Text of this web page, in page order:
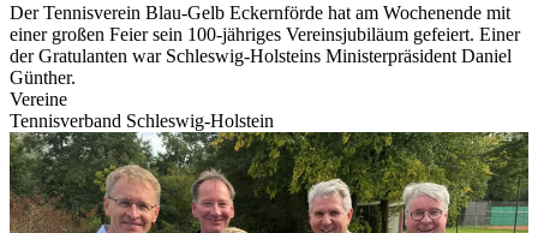
Der Tennisverein Blau-Gelb Eckernförde hat am Wochenende mit
einer großen Feier sein 100-jähriges Vereinsjubiläum gefeiert. Einer
der Gratulanten war Schleswig-Holsteins Ministerpräsident Daniel
Günther.
Vereine
Tennisverband Schleswig-Holstein